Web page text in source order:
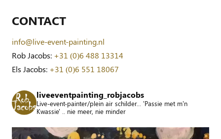
CONTACT
info@live-event-painting.nl
Rob Jacobs: +31 (0)6 488 13314
Els Jacobs: +31 (0)6 551 18067
liveeventpainting_robjacobs
Live-event-painter/plein air schilder... 'Passie met m'n
Kwassie' .. nie meer, nie minder